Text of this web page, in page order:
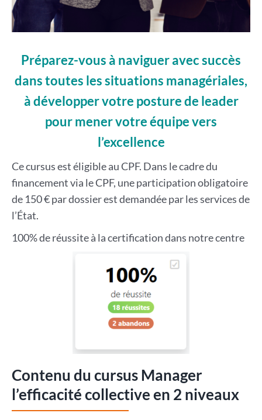
Préparez-vous à naviguer avec succès
dans toutes les situations managériales,
à développer votre posture de leader
pour mener votre équipe vers
l’excellence
Ce cursus est éligible au CPF. Dans le cadre du
financement via le CPF, une participation obligatoire
de 150 € par dossier est demandée par les services de
l’État.
100% de réussite à la certification dans notre centre
Contenu du cursus Manager
l’efficacité collective en 2 niveaux